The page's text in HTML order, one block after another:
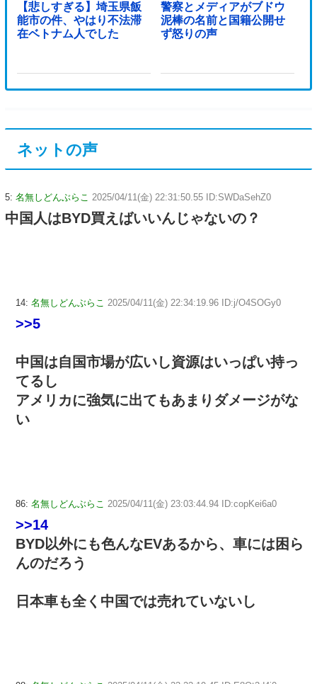
【悲しすぎる】埼玉県飯
能市の件、やはり不法滞
在ベトナム人でした
警察とメディアがブドウ
泥棒の名前と国籍公開せ
ず怒りの声
ネットの声
5: 名無しどんぶらこ 2025/04/11(金) 22:31:50.55 ID:SWDaSehZ0
中国人はBYD買えばいいんじゃないの？
14: 名無しどんぶらこ 2025/04/11(金) 22:34:19.96 ID:j/O4SOGy0
>>5
中国は自国市場が広いし資源はいっぱい持っ
てるし
アメリカに強気に出てもあまりダメージがな
い
86: 名無しどんぶらこ 2025/04/11(金) 23:03:44.94 ID:copKei6a0
>>14
BYD以外にも色んなEVあるから、車には困ら
んのだろう
日本車も全く中国では売れていないし